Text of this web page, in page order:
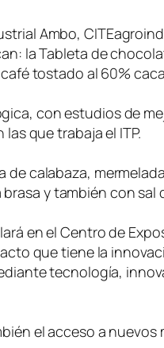
Ambo,
la Tableta de
tostado al 60%
con estudios de
que trabaja el ITP.
calabaza,
y también con sal
en el Centro de
que tiene la
tecnología,
el acceso a